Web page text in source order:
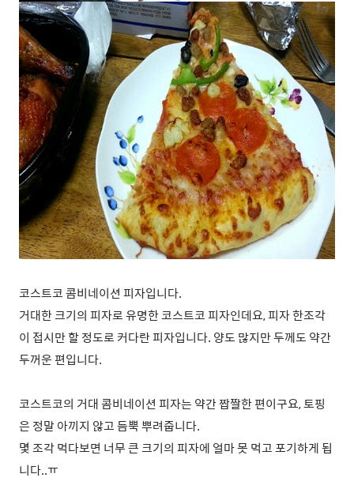
코스트코 콤비네이션 피자입니다.
거대한 크기의 피자로 유명한 코스트코 피자인데요, 피자 한조각
이 접시만 할 정도로 커다란 피자입니다. 양도 많지만 두께도 약간
두꺼운 편입니다.
코스트코의 거대 콤비네이션 피자는 약간 짭짤한 편이구요, 토핑
은 정말 아끼지 않고 듬뿍 뿌려줍니다.
몇 조각 먹다보면 너무 큰 크기의 피자에 얼마 못 먹고 포기하게 됩
니다..ㅠ